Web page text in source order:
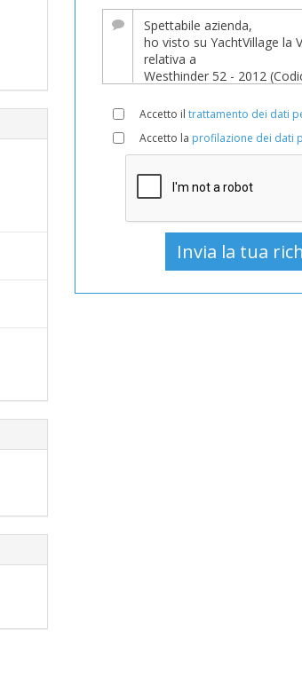
In
vendita,
Usato,
vela
Barca
a
Accetto il trattamento dei dati
Accetto la profilazione dei dati